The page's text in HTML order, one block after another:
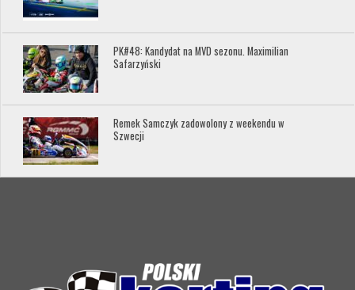
PK#48: Kandydat na MVD sezonu. Maximilian
Safarzyński
Remek Samczyk zadowolony z weekendu w
Szwecji